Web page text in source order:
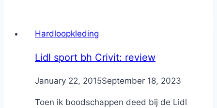
Hardloopkleding
Lidl sport bh Crivit: review
ByNicole
January 22, 2015September 18, 2023
Toen ik boodschappen deed bij de Lidl